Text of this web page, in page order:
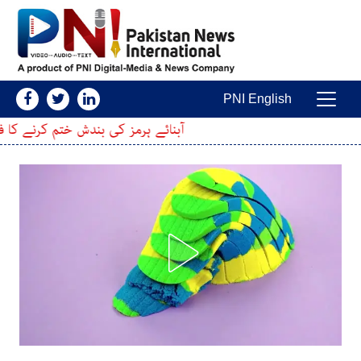
Main Navigation
PNI English
آبنائے ہرمز کی بندش ختم کرنے کا فیصلہ؟ ایران نے